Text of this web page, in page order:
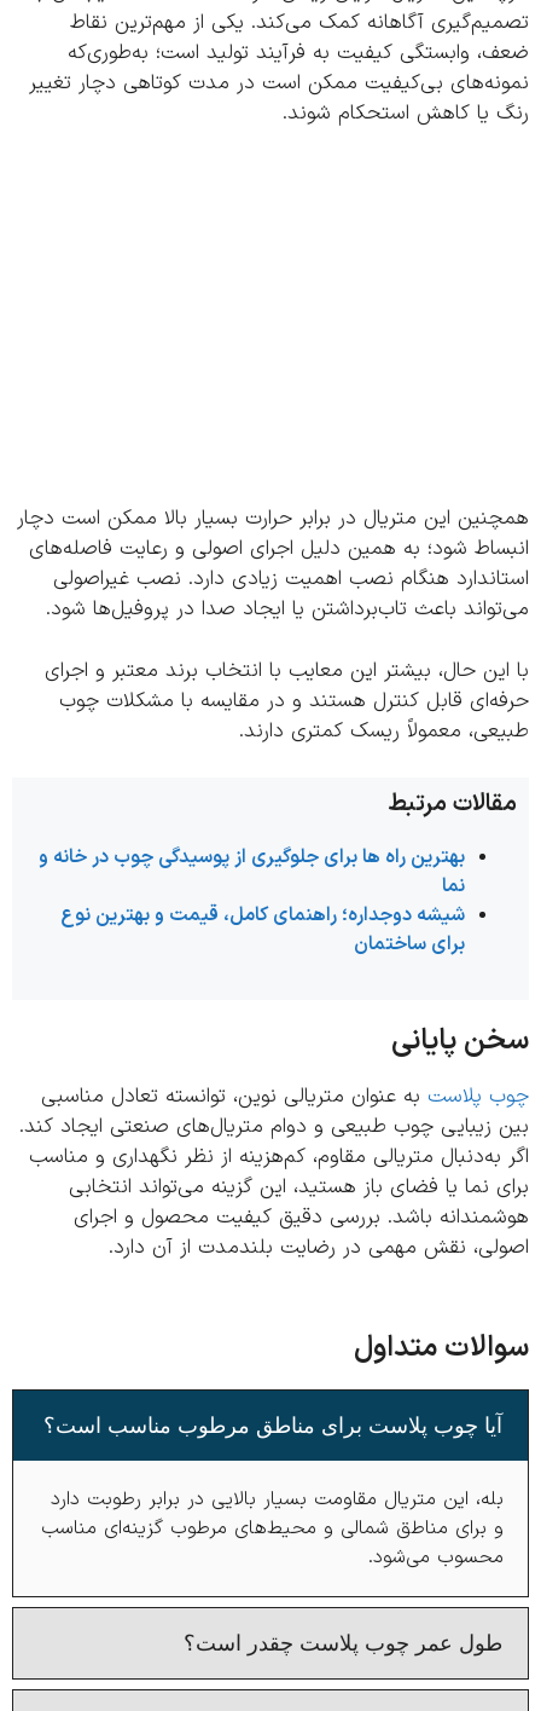
آگاهانه کمک می‌کند. یکی از مهم‌ترین نقاط
وابستگی کیفیت به فرآیند تولید است؛ به‌طوری‌که
بی‌کیفیت ممکن است در مدت کوتاهی دچار تغییر
یا کاهش استحکام شوند.
این متریال در برابر حرارت بسیار بالا ممکن است دچار
شود؛ به همین دلیل اجرای اصولی و رعایت فاصله‌های
هنگام نصب اهمیت زیادی دارد. نصب غیراصولی
باعث تاب‌برداشتن یا ایجاد صدا در پروفیل‌ها شود.
حال، بیشتر این معایب با انتخاب برند معتبر و اجرای
قابل کنترل هستند و در مقایسه با مشکلات چوب
معمولاً ریسک کمتری دارند.
مرتبط
بهترین راه‌ ها برای جلوگیری از پوسیدگی چوب در خانه و
شیشه دوجداره؛ راهنمای کامل، قیمت و بهترین نوع
برای ساختمان
پایانی
پلاستبه‌ عنوان متریالی نوین، توانسته تعادل مناسبی
زیبایی چوب طبیعی و دوام متریال‌های صنعتی ایجاد کند.
متریالی مقاوم، کم‌هزینه از نظر نگهداری و مناسب
نما یا فضای باز هستید، این گزینه می‌تواند انتخابی
باشد. بررسی دقیق کیفیت محصول و اجرای
نقش مهمی در رضایت بلندمدت از آن دارد.
متداول
آیا چوب پلاست برای مناطق مرطوب مناسب است؟
این متریال مقاومت بسیار بالایی در برابر رطوبت دارد
برای مناطق شمالی و محیط‌های مرطوب گزینه‌ای مناسب
می‌شود.
طول عمر چوب پلاست چقدر است؟